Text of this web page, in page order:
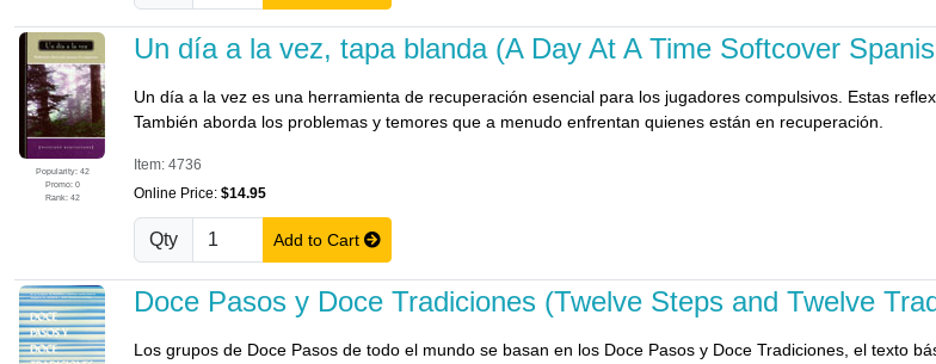
Popularity: 42
Promo: 0
Rank: 42
Un día a la vez, tapa blanda (A Day At A Time Softcover
Un día a la vez es una herramienta de recuperación esencial para los jugadores compulsivos. Estas
También aborda los problemas y temores que a menudo enfrentan quienes están en recuperación.
Item: 4736
Online Price: $14.95
Qty Add to Cart
Doce Pasos y Doce Tradiciones (Twelve Steps and Twelve
Los grupos de Doce Pasos de todo el mundo se basan en los Doce Pasos y Doce Tradiciones, el texto